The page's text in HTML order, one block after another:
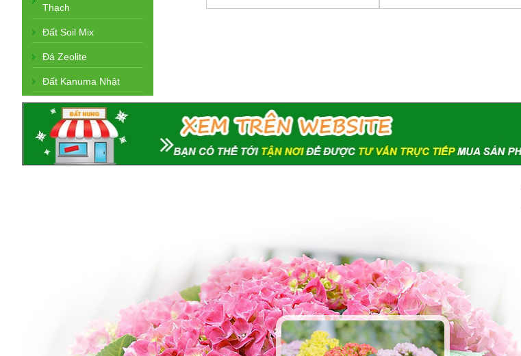
Thạch
Đất Soil Mix
Đá Zeolite
Đất Kanuma Nhật